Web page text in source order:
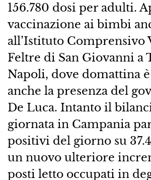
156.780 dosi per adulti.
vaccinazione ai bimbi
all’Istituto Comprensivo
Feltre di San Giovanni a
Napoli, dove domattina
anche la presenza del
De Luca. Intanto il
giornata in Campania
positivi del giorno su
un nuovo ulteriore
posti letto occupati in